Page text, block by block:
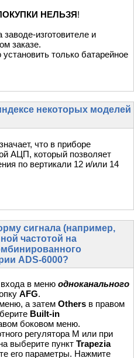
НЕЛЬЗЯ!
изготовителе и
заказе.
только батарейное
некоторых моделей
что в приборе
АЦП, который позволяет
по вертикали 12 и/или 14
сигнала (например,
частотой на
ADS-6000?
в меню одноканального
AFG.
а затем Others в правом
Built-in
боковом меню.
регулятора М или при
выберите пункт Trapezia
его параметры. Нажмите